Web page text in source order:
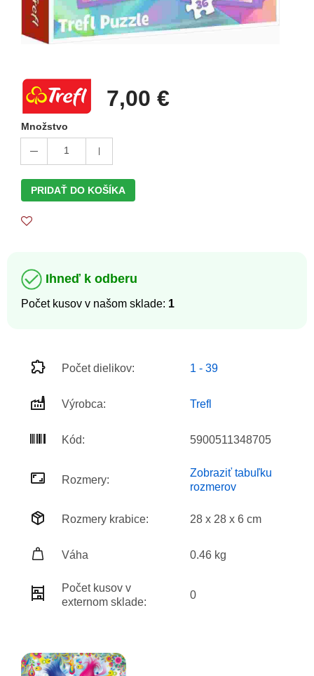
7,00 €
Množstvo
1
PRIDAŤ DO KOŠÍKA
Ihneď k odberu
Počet kusov v našom sklade: 1
Počet dielikov: 1 - 39
Výrobca: Trefl
Kód: 5900511348705
Rozmery:
Zobraziť tabuľku
rozmerov
Rozmery krabice: 28 x 28 x 6 cm
Váha 0.46 kg
Počet kusov v
externom sklade:
0